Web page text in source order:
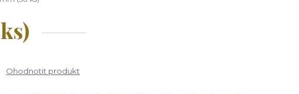
Ohodnotit produkt